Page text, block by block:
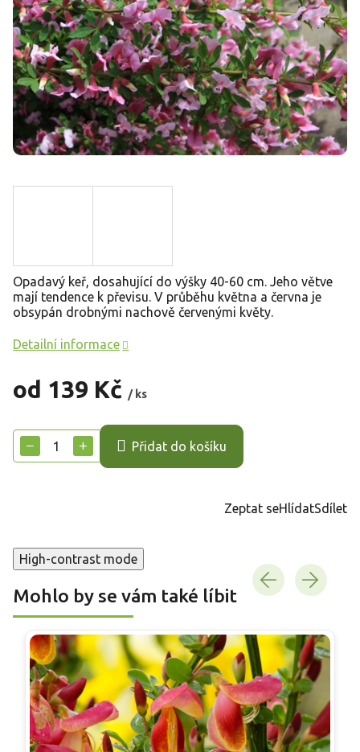
od 139 Kč / ks
cena:
+
− Přidat do košíku
Opadavý keř, dosahující do výšky 40-60 cm. Jeho větve
mají tendence k převisu. V průběhu května a června je
obsypán drobnými nachově červenými květy.
Detailní informace
Zeptat seHlídatSdílet
High-contrast mode
Mohlo by se vám také líbit